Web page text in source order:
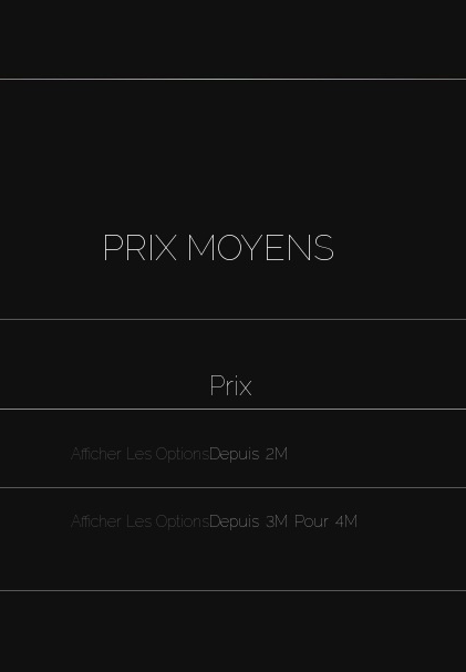
PRIX MOYENS
Afficher Les Options
Afficher Les Options
Prix
Depuis 2M
Depuis 3M Pour 4M